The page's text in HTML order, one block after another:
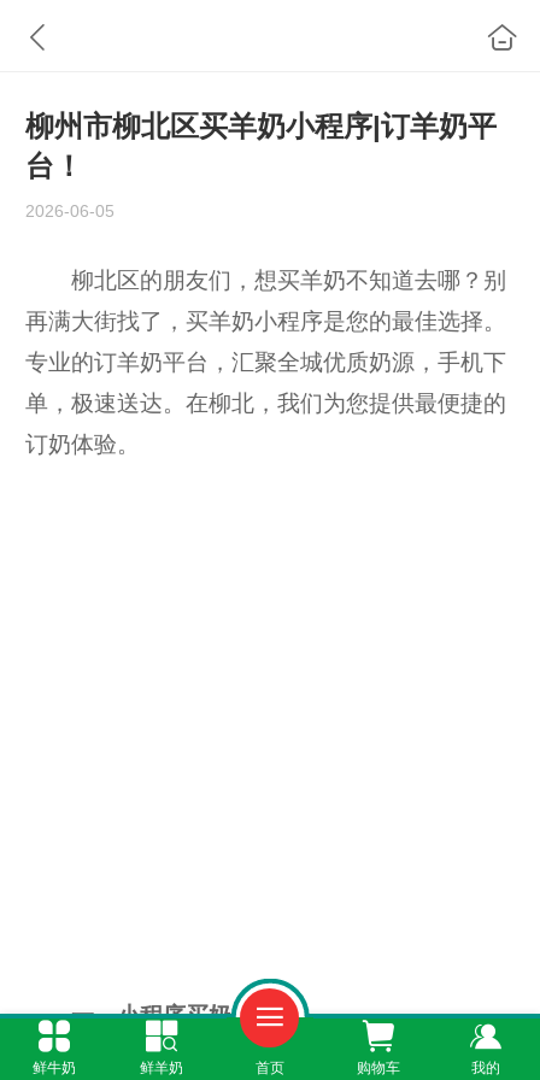
柳州市柳北区买羊奶小程序|订羊奶平
台！
2026-06-05
柳北区的朋友们，想买羊奶不知道去哪？别
再满大街找了，买羊奶小程序是您的最佳选择。
专业的订羊奶平台，汇聚全城优质奶源，手机下
单，极速送达。在柳北，我们为您提供最便捷的
订奶体验。
一、小程序买奶便捷
鲜牛奶 鲜羊奶 首页 购物车 我的